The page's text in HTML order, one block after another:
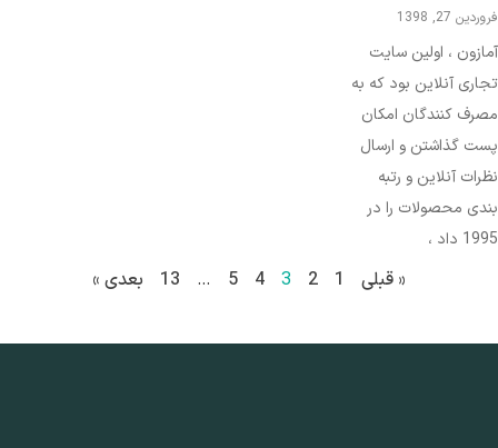
27, 1398
، اولین سایت
آنلاین بود که به
کنندگان امکان
گذاشتن و ارسال
آنلاین و رتبه
محصولات را در
داد ،
« قبلی 2
3
4
5
…
13 بعدی »